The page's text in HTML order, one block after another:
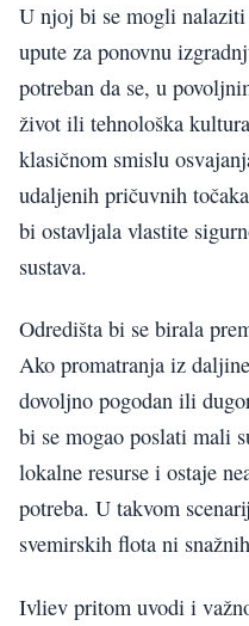
U njoj bi se mogli
upute za ponovnu
potreban da se, u
život ili tehnološka
klasičnom smislu
udaljenih pričuvnih
bi ostavljala vlastite
sustava.
Odredišta bi se birala
Ako promatranja iz
dovoljno pogodan ili
bi se mogao poslati mali
lokalne resurse i ostaje
potreba. U takvom
svemirskih flota ni
Ivliev pritom uvodi i